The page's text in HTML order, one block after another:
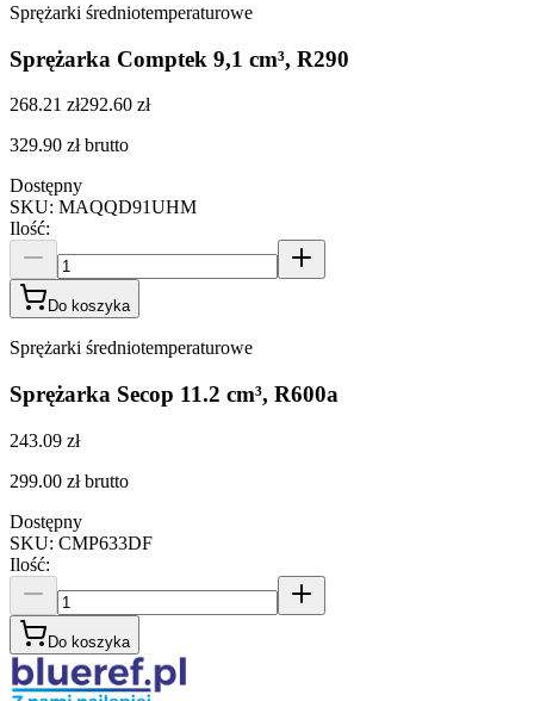
Sprężarki średniotemperaturowe
Sprężarka Comptek 9,1 cm³, R290
268.21 zł292.60 zł
329.90 zł brutto
Dostępny
SKU: MAQQD91UHM
Ilość:
Do koszyka
Sprężarki średniotemperaturowe
Sprężarka Secop 11.2 cm³, R600a
243.09 zł
299.00 zł brutto
Dostępny
SKU: CMP633DF
Ilość:
Do koszyka